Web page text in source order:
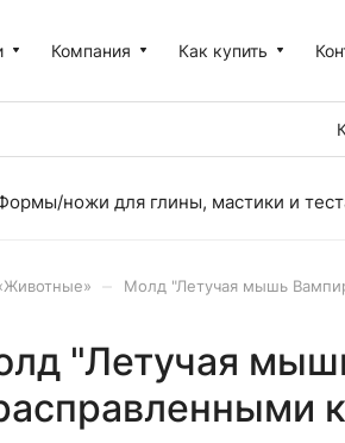
Компания Как купить
ножи для глины, мастики и
Молд "Летучая мышь
"Летучая